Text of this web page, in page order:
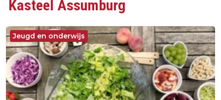
Kasteel Assumburg
Jeugd en onderwijs